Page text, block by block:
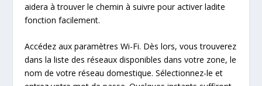
aidera à trouver le chemin à suivre pour activer ladite
fonction facilement.
Accédez aux paramètres Wi-Fi. Dès lors, vous trouverez
dans la liste des réseaux disponibles dans votre zone, le
nom de votre réseau domestique. Sélectionnez-le et